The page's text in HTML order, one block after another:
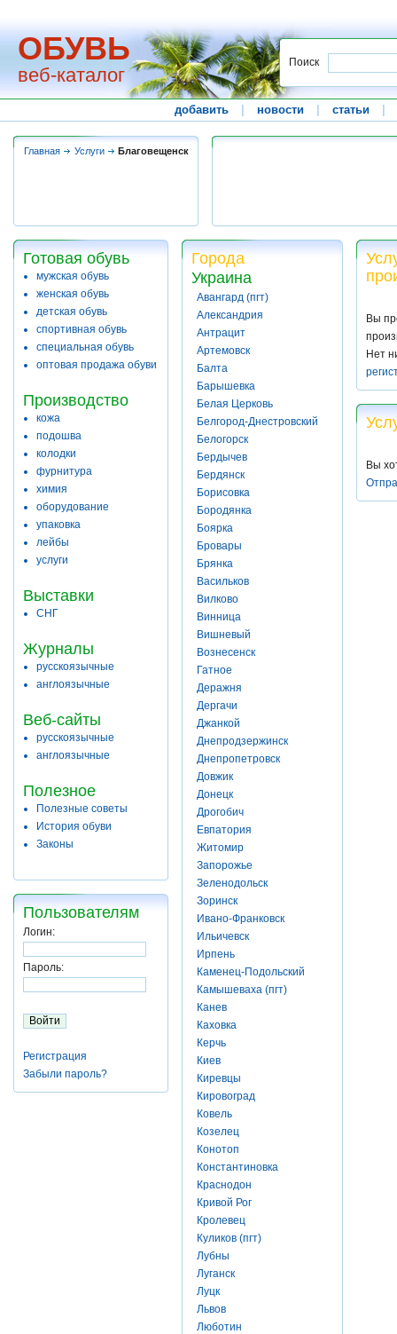
ОБУВЬ
веб-каталог
Поиск
добавить новости статьи
Главная Услуги Благовещенск
Готовая обувь
мужская обувь
женская обувь
детская обувь
спортивная обувь
специальная обувь
оптовая продажа обуви
Производство
кожа
подошва
колодки
фурнитура
химия
оборудование
упаковка
лейбы
услуги
Выставки
СНГ
Журналы
русскоязычные
англоязычные
Веб-сайты
русскоязычные
англоязычные
Полезное
Полезные советы
История обуви
Законы
Пользователям
Логин:
Пароль:
Регистрация
Забыли пароль?
Города
Украина
Авангард (пгт)
Александрия
Антрацит
Артемовск
Балта
Барышевка
Белая Церковь
Белгород-Днестровский
Белогорск
Бердычев
Бердянск
Борисовка
Бородянка
Боярка
Бровары
Брянка
Васильков
Вилково
Винница
Вишневый
Вознесенск
Гатное
Деражня
Дергачи
Джанкой
Днепродзержинск
Днепропетровск
Довжик
Донецк
Дрогобич
Евпатория
Житомир
Запорожье
Зеленодольск
Зоринск
Ивано-Франковск
Ильичевск
Ирпень
Каменец-Подольский
Камышеваха (пгт)
Канев
Каховка
Керчь
Киев
Киревцы
Кировоград
Ковель
Козелец
Конотоп
Константиновка
Краснодон
Кривой Рог
Кролевец
Куликов (пгт)
Лубны
Луганск
Луцк
Львов
Люботин
Вы
Нет
Вы